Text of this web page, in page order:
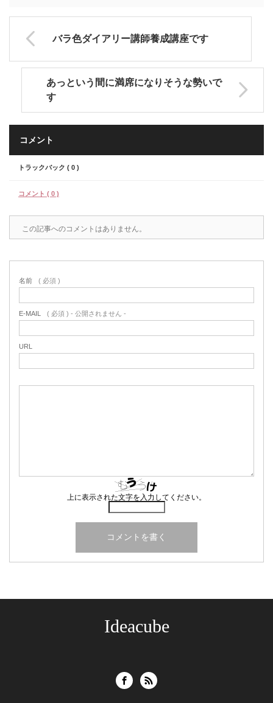
バラ色ダイアリー講師養成講座です
あっという間に満席になりそうな勢いで
す
コメント
トラックバック ( 0 )
コメント ( 0 )
この記事へのコメントはありません。
名前 ( 必須 )
E-MAIL ( 必須 ) - 公開されません -
URL
上に表示された文字を入力してください。
Ideacube